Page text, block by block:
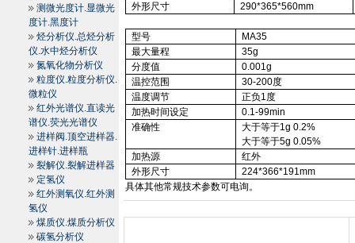
测微光度计.显微光
度计.黑度计
烃分析仪.总烃分析
仪.水中烃分析仪
氮氧化物分析仪
粒度仪.粒度分析仪.
微粒仪
红外光谱仪.直读光
谱仪.荧光光谱仪
进样阀.顶空进样器.
进样针.进样瓶
裂解仪.裂解进样器
定氢仪
红外测氧仪.红外测
氢仪
煤质仪.煤质分析仪
碳氢分析仪
外形尺寸
290*365*560mm
型号
MA35
最大量程
35g
分度值
0.001g
温控范围
30-200度
温度调节
正负1度
加热时间设定
0.1-99min
准确性
大于等于1g 0.2%
大于等于5g 0.05%
加热源
红外
外形尺寸
224*366*191mm
具体其他常规技术参数可电询。